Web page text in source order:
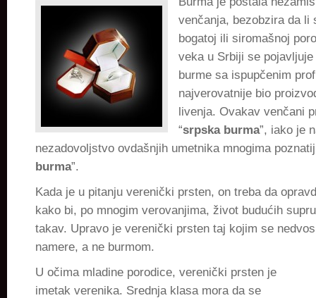
sličnosti
razlike
venčanja, bezobzira da li
bogatoj ili siromašnoj
veka u Srbiji se
burme sa ispupčenim
najverovatnije bio
livenja. Ovakav venčani
“srpska burma”, iako je
nezadovoljstvo ovdašnjih umetnika mnogima
burma”.
Kada je u pitanju verenički prsten, on treba da
kako bi, po mnogim verovanjima, život budućih
takav. Upravo je verenički prsten taj kojim se
namere, a ne burmom.
U očima mladine porodice, verenički prsten je
imetak verenika. Srednja klasa mora da se